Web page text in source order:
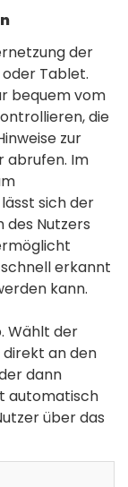
der
Tablet.
bequem vom
die
zur
abrufen. Im
sich der
des Nutzers
erkannt
kann.
Wählt der
direkt an den
dann
automatisch
über das